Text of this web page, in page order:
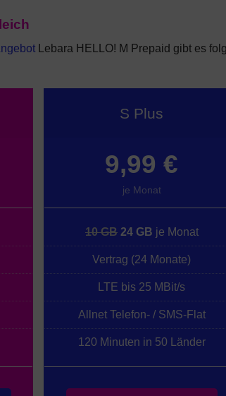
Lebara HELLO! M Prepaid gibt es
S Plus
9,99 €
je Monat
10 GB24 GB je Monat
Vertrag (24 Monate)
LTE bis 25 MBit/s
Allnet Telefon- / SMS-Flat
120 Minuten in 50 Länder